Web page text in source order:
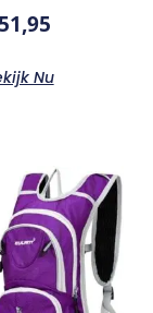
51,95
Nu